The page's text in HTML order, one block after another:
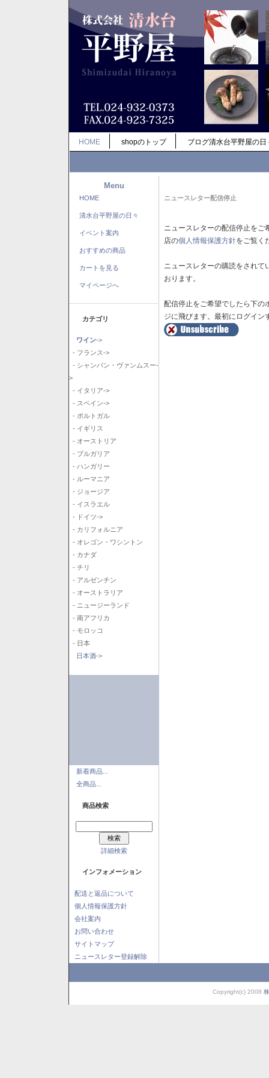
HOME shopのトップ ブログ清水台平野屋の日
Menu
HOME
清水台平野屋の日々
イベント案内
おすすめの商品
カートを見る
マイページへ
カテゴリ
ワイン->
- フランス->
- シャンパン・ヴァンムスー-
>
- イタリア->
- スペイン->
- ポルトガル
- イギリス
- オーストリア
- ブルガリア
- ハンガリー
- ルーマニア
- ジョージア
- イスラエル
- ドイツ->
- カリフォルニア
- オレゴン・ワシントン
- カナダ
- チリ
- アルゼンチン
- オーストラリア
- ニュージーランド
- 南アフリカ
- モロッコ
- 日本
日本酒->
新着商品...
全商品...
商品検索
詳細検索
インフォメーション
配送と返品について
個人情報保護方針
会社案内
お問い合わせ
サイトマップ
ニュースレター登録解除
ニュースレター配信停止
ニュースレターの配信停止を
店の個人情報保護方針をご覧く
ニュースレターの購読をされ
おります。
配信停止をご希望でしたら下の
ジに飛びます。最初にログイン
Copyright(c) 2008